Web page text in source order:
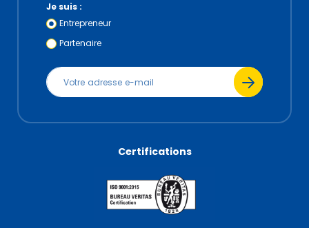
Je suis :
Entrepreneur
Partenaire
Certifications